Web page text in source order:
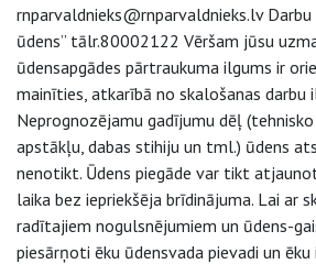
rnparvaldnieks@rnparvaldnieks.lv Darbu
ūdens” tālr.80002122 Vēršam jūsu
ūdensapgādes pārtraukuma ilgums ir
mainīties, atkarībā no skalošanas darbu
Neprognozējamu gadījumu dēļ
apstākļu, dabas stihiju un tml.) ūdens
nenotikt. Ūdens piegāde var tikt
laika bez iepriekšēja brīdinājuma. Lai ar
radītajiem nogulsnējumiem un ūdens-
piesārņoti ēku ūdensvada pievadi un